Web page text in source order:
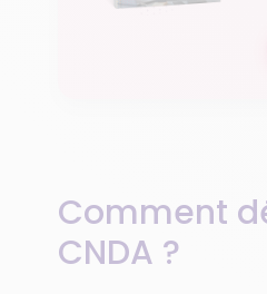
Comment
CNDA ?